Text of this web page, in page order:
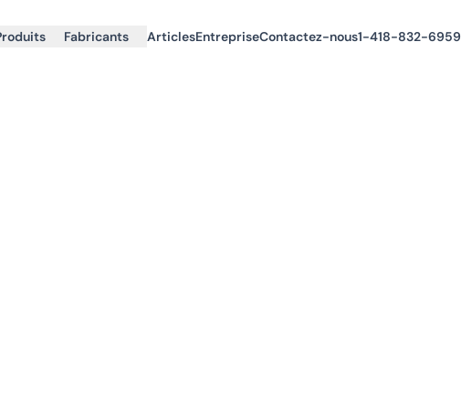
Fabricants ArticlesEntrepriseContactez-nous1-418-832-6959